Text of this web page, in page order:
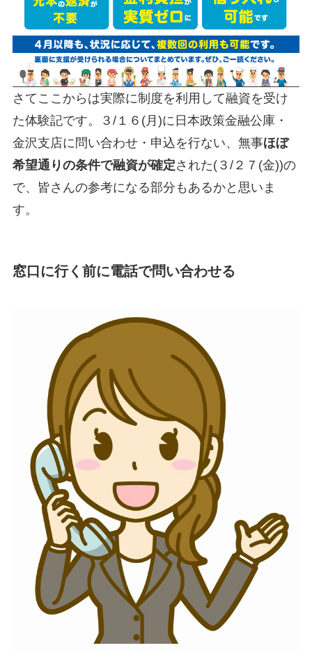
さてここからは実際に制度を利用して融資を受け
た体験記です。３/１６(月)に日本政策金融公庫・
金沢支店に問い合わせ・申込を行ない、無事ほぼ
希望通りの条件で融資が確定された(３/２７(金))の
で、皆さんの参考になる部分もあるかと思いま
す。
窓口に行く前に電話で問い合わせる